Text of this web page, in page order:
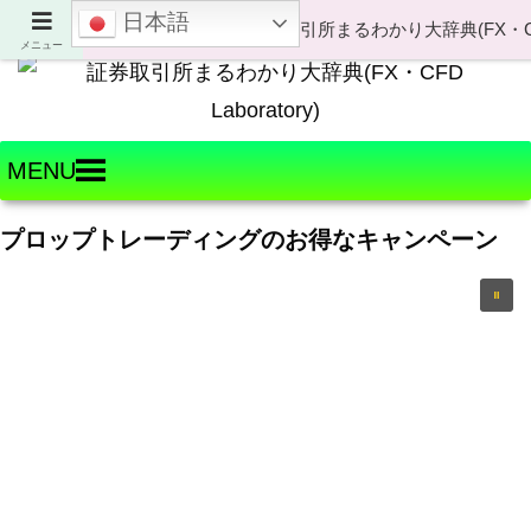
Welcome to FX・CFD Laboratory!
MENU
プロップトレーディングのお得なキャンペーン
メニュー
日本語